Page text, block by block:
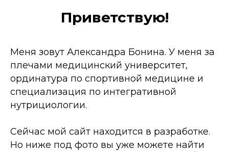
Приветствую!
Меня зовут Александра Бонина. У меня за
плечами медицинский университет,
ординатура по спортивной медицине и
специализация по интегративной
нутрициологии.
Сейчас мой сайт находится в разработке.
Но ниже под фото вы уже можете найти